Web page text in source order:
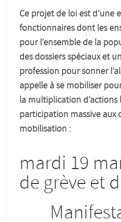
Ce projet de loi est d’une
fonctionnaires dont les
pour l’ensemble de la
des dossiers spéciaux et
profession pour sonner
appelle à se mobiliser
la multiplication d’actions
participation massive aux
mobilisation :
mardi 19
de grève et